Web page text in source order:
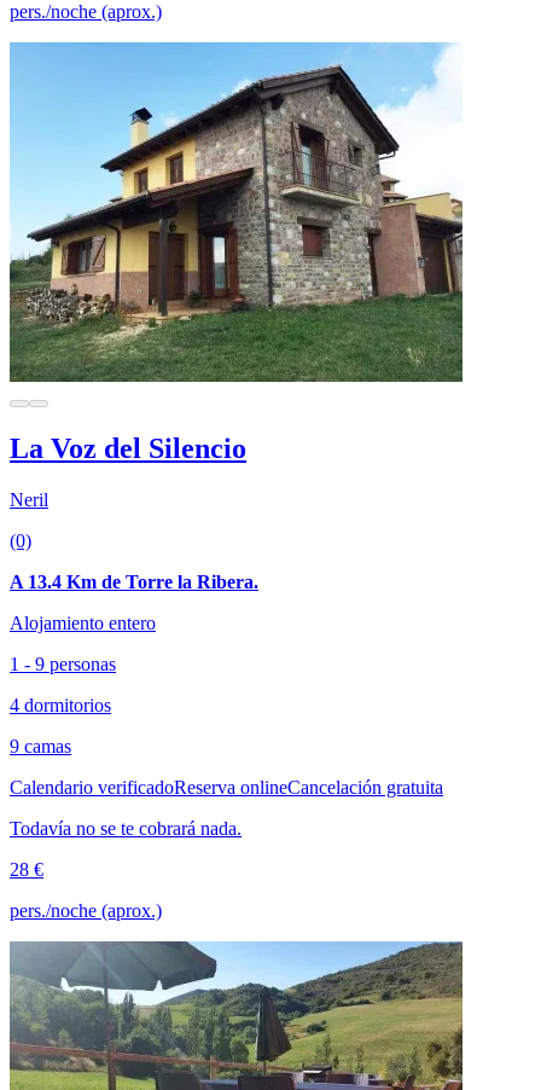
pers./noche (aprox.)
La Voz del Silencio
Neril
(0)
A 13.4 Km de Torre la Ribera.
Alojamiento entero
1 - 9 personas
4 dormitorios
9 camas
Calendario verificadoReserva onlineCancelación gratuita
Todavía no se te cobrará nada.
28 €
pers./noche (aprox.)